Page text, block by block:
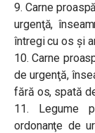
9. Carne
urgenţă,
întregi cu os şi
10. Carne
de urgenţă,
fără os, spată
11. Legume
ordonanţe de